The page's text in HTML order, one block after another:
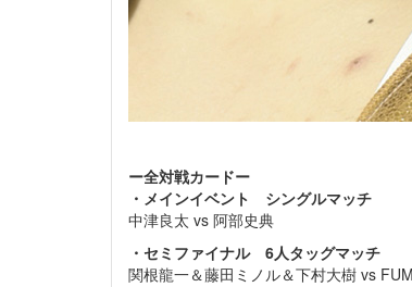
ー全対戦カードー
・メインイベント
シングルマッチ
中津良太 vs 阿部史典
・セミファイナル
6人タッグマッチ
関根龍一＆藤田ミノル＆下村大樹 vs